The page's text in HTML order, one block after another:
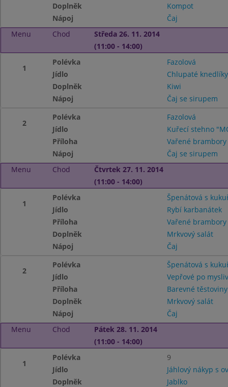
Doplněk
Kompot
Nápoj
Čaj
Menu
Chod
Středa 26. 11. 2014
(11:00 - 14:00)
1
Polévka
Fazolová
Jídlo
Chlupaté
Doplněk
Kiwi
Nápoj
Čaj se sirupem
2
Polévka
Fazolová
Jídlo
Kuřecí stehno
Příloha
Vařené brambory
Nápoj
Čaj se sirupem
Menu
Chod
Čtvrtek 27. 11. 2014
(11:00 - 14:00)
1
Polévka
Špenátová s
Jídlo
Rybí karbanátek
Příloha
Vařené
Doplněk
Mrkvový salát
Nápoj
Čaj
2
Polévka
Špenátová s
Jídlo
Vepřové po
Příloha
Barevné těstoviny
Doplněk
Mrkvový salát
Nápoj
Čaj
Menu
Chod
Pátek 28. 11. 2014
(11:00 - 14:00)
1
Polévka
9
Jídlo
Jáhlový nákyp s
Doplněk
Jablko